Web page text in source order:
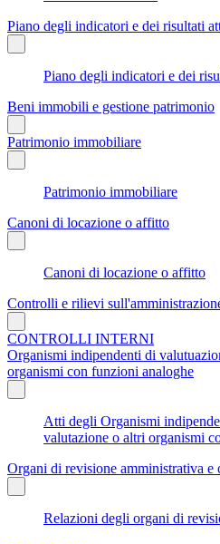
Piano degli indicatori e dei risultati
Piano degli indicatori e dei
Beni immobili e gestione patrimonio
Patrimonio immobiliare
Patrimonio immobiliare
Canoni di locazione o affitto
Canoni di locazione o affitto
Controlli e rilievi
CONTROLLI INTERNI
Organismi indipendenti di
organismi con funzioni analoghe
Atti degli Organismi
valutazione o altri organismi
Organi di revisione amministrativa e
Relazioni degli organi di